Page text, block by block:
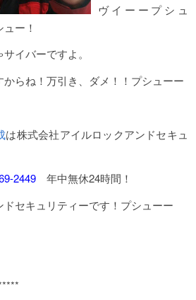
ヴイーープシュ
ー！
イバーですよ。
らね！万引き、ダメ！！プシューー
は株式会社アイルロックアンドセキュ
2449 年中無休24時間！
セキュリティーです！プシューー